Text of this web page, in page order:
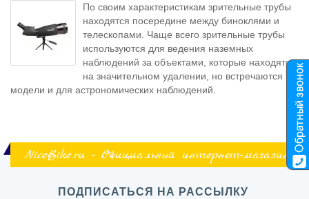
По своим характеристикам зрительные трубы
находятся посередине между биноклями и
телескопами. Чаще всего зрительные трубы
используются для ведения наземных
наблюдений за объектами, которые находятся
на значительном удалении, но встречаются
модели и для астрономических наблюдений.
NiceBike.ru - Официальный интернет-магазин
ПОДПИСАТЬСЯ НА РАССЫЛКУ